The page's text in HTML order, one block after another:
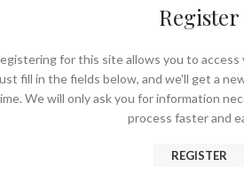
Register
for this site allows you to
fill in the fields below, and we'll get a
We will only ask you for information
process faster and
REGISTER